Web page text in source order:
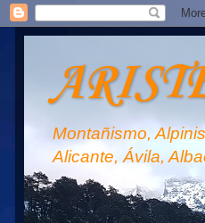
Montañismo,
Alicante, Ávila,